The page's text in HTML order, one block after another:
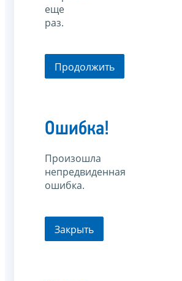
еще
раз.
Продолжить
Ошибка!
Произошла
непредвиденная
ошибка.
Закрыть